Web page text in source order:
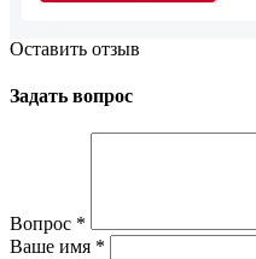
Оставить отзыв
Задать вопрос
Вопрос *
Ваше имя *